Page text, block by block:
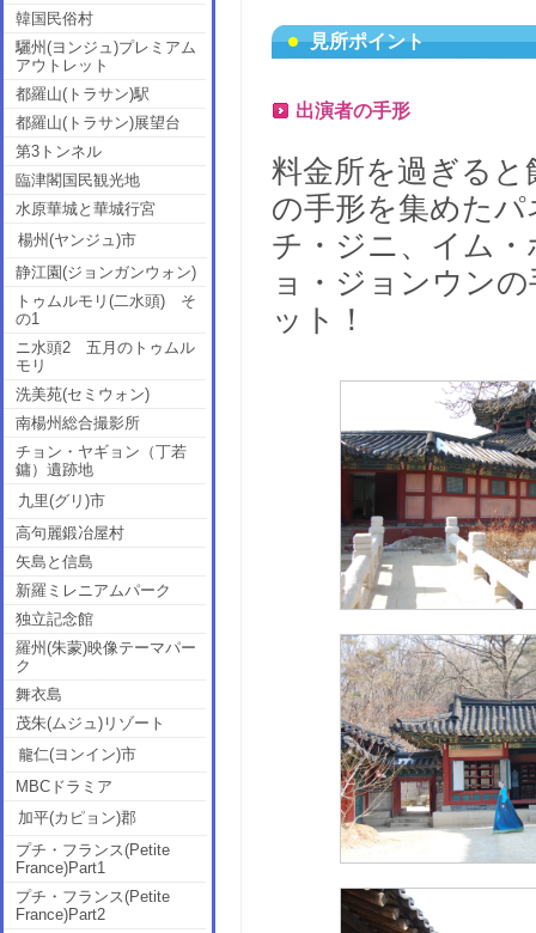
韓国民俗村
驪州(ヨンジュ)プレミアム
アウトレット
都羅山(トラサン)駅
都羅山(トラサン)展望台
第3トンネル
臨津閣国民観光地
水原華城と華城行宮
楊州(ヤンジュ)市
静江園(ジョンガンウォン)
トゥムルモリ(二水頭) そ
の1
ニ水頭2 五月のトゥムル
モリ
洗美苑(セミウォン)
南楊州総合撮影所
チョン・ヤギョン（丁若
鏞）遺跡地
九里(グリ)市
高句麗鍛冶屋村
矢島と信島
新羅ミレニアムパーク
独立記念館
羅州(朱蒙)映像テーマパー
ク
舞衣島
茂朱(ムジュ)リゾート
龍仁(ヨンイン)市
MBCドラミア
加平(カピョン)郡
プチ・フランス(Petite
France)Part1
プチ・フランス(Petite
France)Part2
見所ポイント
出演者の手形
料金所を過ぎる
の手形を集めた
チ・ジニ、イム
ョ・ジョンウン
ット！